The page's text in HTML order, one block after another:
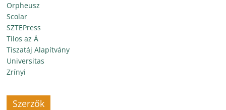
Orpheusz
Scolar
SZTEPress
Tilos az Á
Tiszatáj Alapítvány
Universitas
Zrínyi
Szerzők